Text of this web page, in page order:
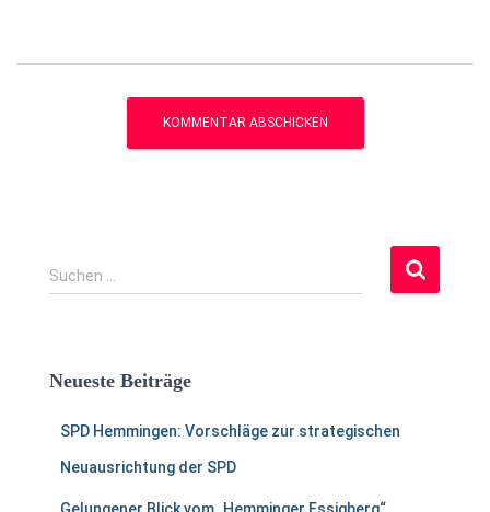
S
u
n
Suchen …
Neueste Beiträge
SPD Hemmingen: Vorschläge zur strategischen
Neuausrichtung der SPD